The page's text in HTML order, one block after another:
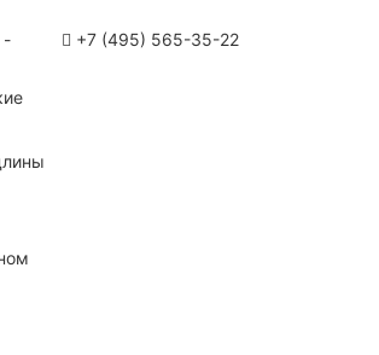
- +7 (495) 565-35-22